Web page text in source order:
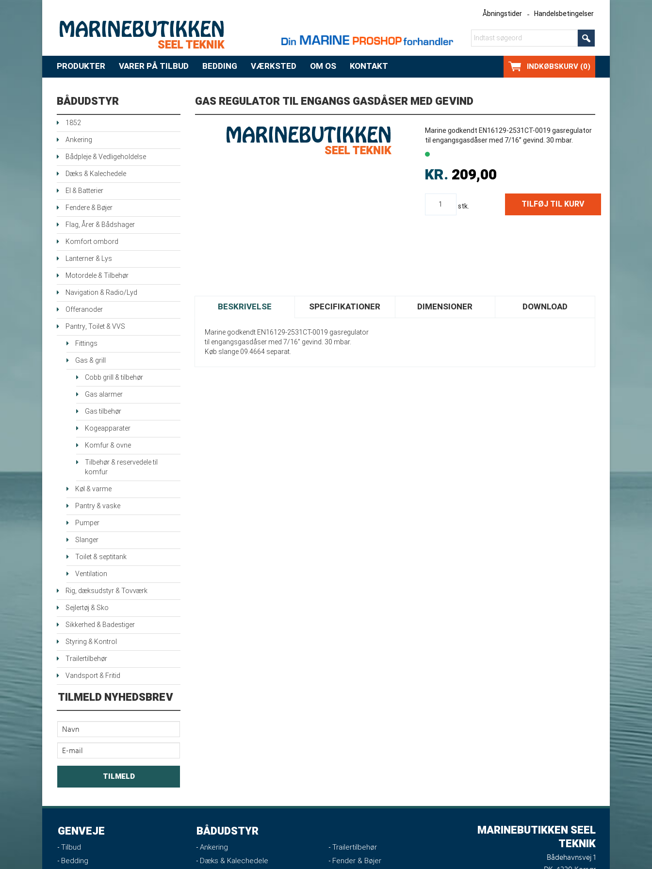
Åbningstider Handelsbetingelser
PRODUKTER VARER PÅ TILBUD BEDDING VÆRKSTED OM OS KONTAKT INDKØBSKURV (0)
BÅDUDSTYR
1852
Ankering
Bådpleje & Vedligeholdelse
Dæks & Kalechedele
El & Batterier
Fendere & Bøjer
Flag, Årer & Bådshager
Komfort ombord
Lanterner & Lys
Motordele & Tilbehør
Navigation & Radio/Lyd
Offeranoder
Pantry, Toilet & VVS
Fittings
Gas & grill
Cobb grill & tilbehør
Gas alarmer
Gas tilbehør
Kogeapparater
Komfur & ovne
Tilbehør & reservedele til
komfur
Køl & varme
Pantry & vaske
Pumper
Slanger
Toilet & septitank
Ventilation
Rig, dæksudstyr & Tovværk
Sejlertøj & Sko
Sikkerhed & Badestiger
Styring & Kontrol
Trailertilbehør
Vandsport & Fritid
TILMELD NYHEDSBREV
GAS REGULATOR TIL ENGANGS GASDÅSER MED GEVIND
Marine godkendt EN16129-2531CT-0019 gasregulator
til engangsgasdåser med 7/16” gevind. 30 mbar.
KR. 209,00
stk.
BESKRIVELSE SPECIFIKATIONER DIMENSIONER DOWNLOAD
Marine godkendt EN16129-2531CT-0019 gasregulator
til engangsgasdåser med 7/16” gevind. 30 mbar.
Køb slange 09.4664 separat.
GENVEJE
Tilbud
Bedding
BÅDUDSTYR
Ankering
Trailertilbehør
Dæks & Kalechedele
Fender & Bøjer
MARINEBUTIKKEN SEEL
TEKNIK
Bådehavnsvej 1